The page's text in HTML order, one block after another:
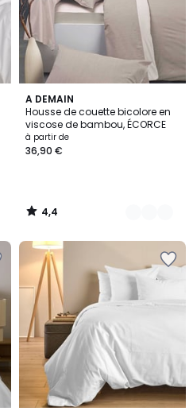
A DEMAIN
Housse de couette bicolore en
viscose de bambou, ÉCORCE
à partir de
36,90 €
4,4
/ 5
5
Couleurs
4,4
/